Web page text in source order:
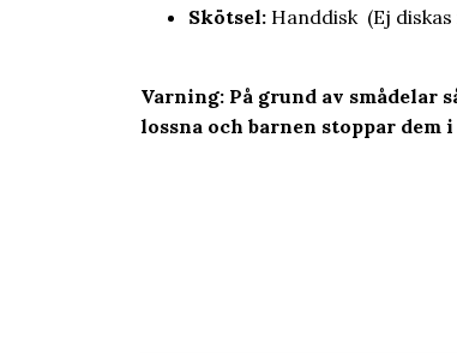
Skötsel: Handdisk (Ej
Varning: På grund av smådelar
lossna och barnen stoppar dem